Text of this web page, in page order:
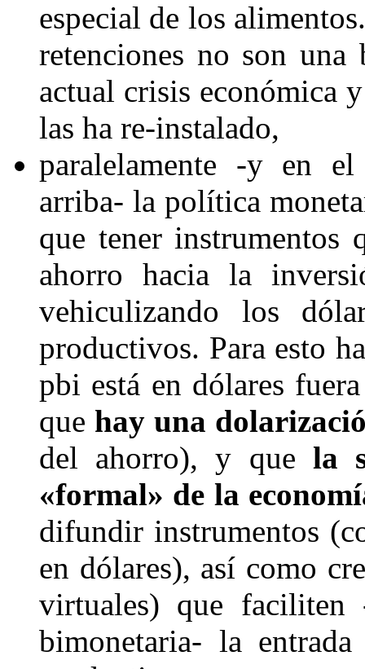
especial de los
retenciones no son
actual crisis económica
las ha re-instalado,
paralelamente -y en
arriba- la política
que tener instrumentos
ahorro hacia la
vehiculizando los
productivos. Para esto
pbi está en dólares
que hay una
del ahorro), y que la
«formal» de la
difundir instrumentos
en dólares), así como
virtuales) que faciliten
bimonetaria- la